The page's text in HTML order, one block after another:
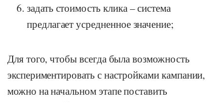
задать стоимость клика – система
предлагает усредненное значение;
Для того, чтобы всегда была возможность
экспериментировать с настройками кампании,
можно на начальном этапе поставить